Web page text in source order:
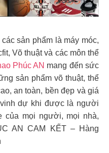
sản phẩm là máy móc,
Võ thuật và các môn thể
Phúc AN mang đến sức
sản phẩm võ thuật, thể
an toàn, bền đẹp và giá
dự khi được là người
của mọi người, mọi nhà,
AN CAM KẾT – Hàng